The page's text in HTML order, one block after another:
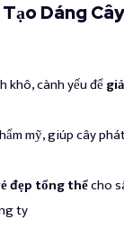
Dáng
khô, cành yếu để
mỹ, giúp cây
đẹp tổng thểcho
ty